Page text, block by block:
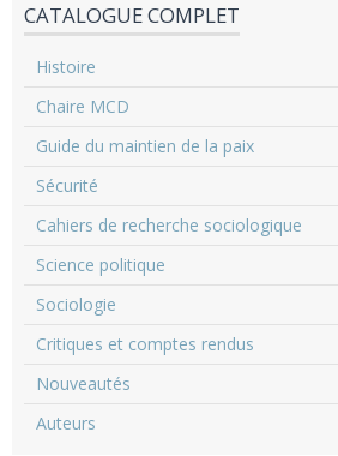
CATALOGUE COMPLET
Histoire
Chaire MCD
Guide du maintien de la paix
Sécurité
Cahiers de recherche sociologique
Science politique
Sociologie
Critiques et comptes rendus
Nouveautés
Auteurs